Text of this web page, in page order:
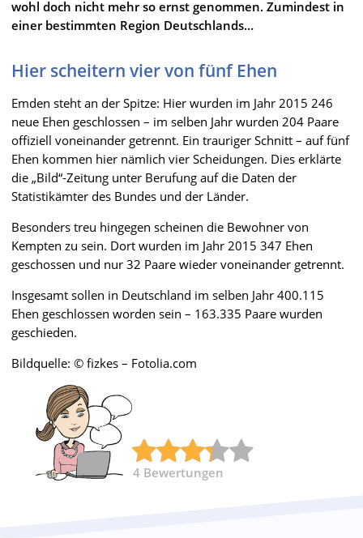
wohl doch nicht mehr so ernst genommen. Zumindest in
einer bestimmten Region Deutschlands…
Hier scheitern vier von fünf Ehen
Emden steht an der Spitze: Hier wurden im Jahr 2015 246
neue Ehen geschlossen – im selben Jahr wurden 204 Paare
offiziell voneinander getrennt. Ein trauriger Schnitt – auf fünf
Ehen kommen hier nämlich vier Scheidungen. Dies erklärte
die „Bild“-Zeitung unter Berufung auf die Daten der
Statistikämter des Bundes und der Länder.
Besonders treu hingegen scheinen die Bewohner von
Kempten zu sein. Dort wurden im Jahr 2015 347 Ehen
geschossen und nur 32 Paare wieder voneinander getrennt.
Insgesamt sollen in Deutschland im selben Jahr 400.115
Ehen geschlossen worden sein – 163.335 Paare wurden
geschieden.
Bildquelle: © fizkes – Fotolia.com
4 Bewertungen